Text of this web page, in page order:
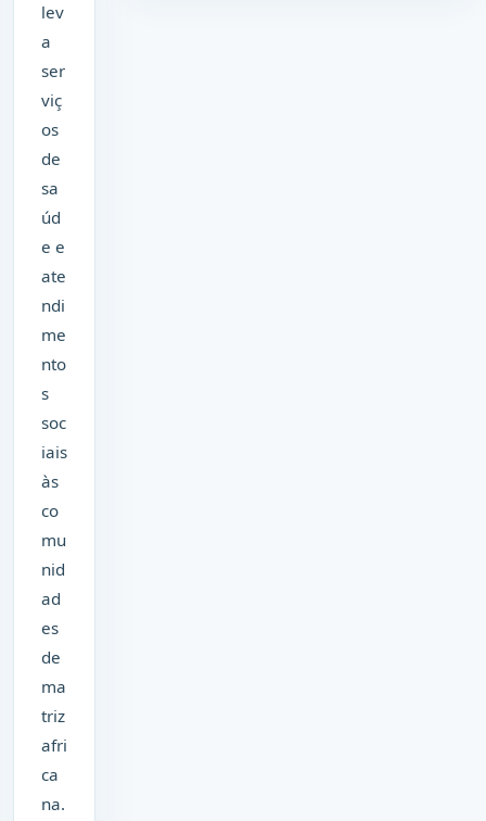
lev
a
ser
viç
os
de
sa
úd
e e
ate
ndi
me
nto
s
soc
iais
às
co
mu
nid
ad
es
de
ma
triz
afri
ca
na.